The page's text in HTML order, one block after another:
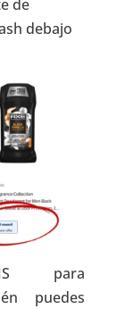
de
debajo
para
puedes